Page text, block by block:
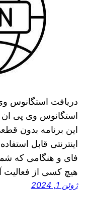
دریافت استگانوس
استگانوس وی پی
این برنامه بدون
اینترنتی قابل
فای و هنگامی که شما
هیچ کسی از فعالیت
ژوئن 1, 2024